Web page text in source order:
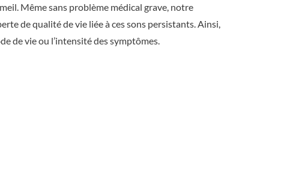
Même sans problème médical grave, notre
de qualité de vie liée à ces sons persistants. Ainsi,
de vie ou l’intensité des symptômes.